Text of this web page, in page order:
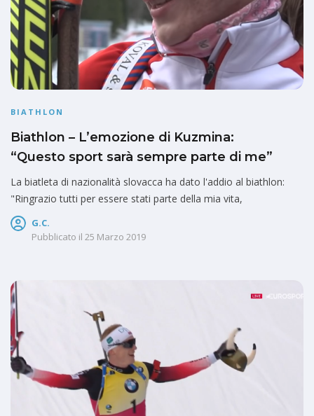
BIATHLON
Biathlon – L’emozione di Kuzmina:
“Questo sport sarà sempre parte di me”
La biatleta di nazionalità slovacca ha dato l'addio al biathlon:
"Ringrazio tutti per essere stati parte della mia vita,
G.C.
Pubblicato il 25 Marzo 2019